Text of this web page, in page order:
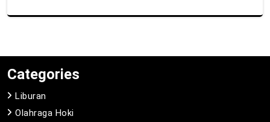
Categories
Liburan
Olahraga Hoki